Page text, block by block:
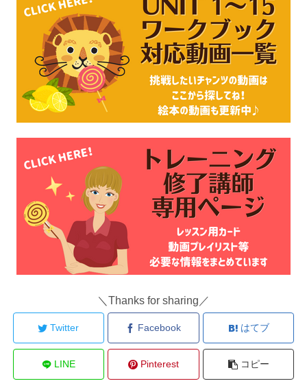
＼Thanks for sharing／
Twitter Facebook はてブ
LINE Pinterest コピー